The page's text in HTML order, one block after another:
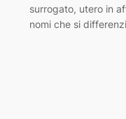
surrogato, utero in
nomi che si